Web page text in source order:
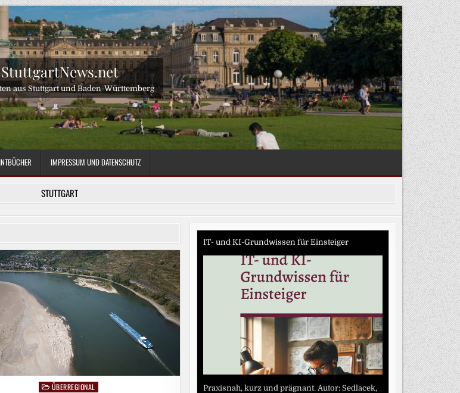
StuttgartNews.net
aus Stuttgart und Baden-Württemberg
IMPRESSUM UND DATENSCHUTZ
STUTTGART
PostedÜBERREGIONAL
IT- und KI-Grundwissen für Einsteiger
Praxisnah, kurz und prägnant. Autor: Sedlacek,